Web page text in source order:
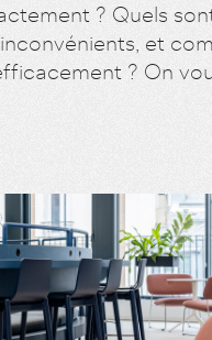
? Quels
et
? On